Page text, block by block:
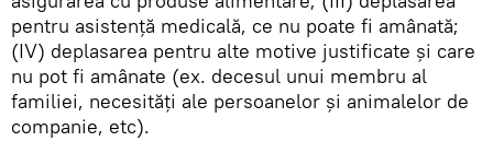
pentru asistență medicală, ce nu poate fi amânată;
(IV) deplasarea pentru alte motive justificate și care
nu pot fi amânate (ex. decesul unui membru al
familiei, necesități ale persoanelor și animalelor de
companie, etc).